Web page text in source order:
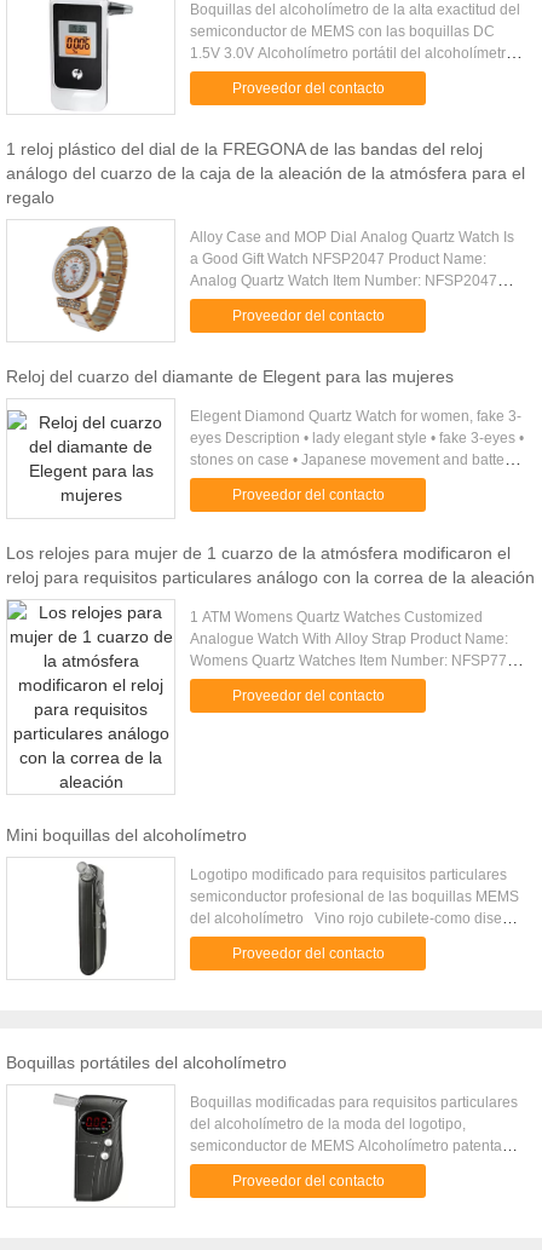
Boquillas del alcoholímetro de la alta exactitud del
semiconductor de MEMS con las boquillas DC
1.5V 3.0V Alcoholímetro portátil del alcoholímetro
de la alta exactitud con las boquillas DC 1.5V 3.0V
Medida de ...Proveedor del contacto
1 reloj plástico del dial de la FREGONA de las bandas del reloj
análogo del cuarzo de la caja de la aleación de la atmósfera para el
regalo
Alloy Case and MOP Dial Analog Quartz Watch Is
a Good Gift Watch NFSP2047 Product Name:
Analog Quartz Watch Item Number: NFSP2047
Gender: Adult / Lady Style: Cool Function:
Hours,Sceonds,Minute Waterproof: 1ATM ...
Proveedor del contacto
Reloj del cuarzo del diamante de Elegent para las mujeres
Elegent Diamond Quartz Watch for women, fake 3-
eyes Description • lady elegant style • fake 3-eyes •
stones on case • Japanese movement and battery •
your owned design and logo are welcomed
Specification Item ....
Proveedor del contacto
Los relojes para mujer de 1 cuarzo de la atmósfera modificaron el
reloj para requisitos particulares análogo con la correa de la aleación
1 ATM Womens Quartz Watches Customized
Analogue Watch With Alloy Strap Product Name:
Womens Quartz Watches Item Number: NFSP777
Gender: Adult / Lady Style: Elegant Function:
Hours,Sceonds,Minute Waterproof: ...
Proveedor del contacto
Mini boquillas del alcoholímetro
Logotipo modificado para requisitos particulares
semiconductor profesional de las boquillas MEMS
del alcoholímetro Vino rojo cubilete-como diseño
Tiempo de calentamiento: En el plazo
de 18 segundos Responde el tiempo: En el plazo
Introducción general El alcoholímetro de la
respiración AT-S430 es un poco probador
diseñado para medir el resultado de la
concentración del alcohol respirado en el cuerpo
humano. Este dispositivo adopta el sensor
avanzado del alcohol P.M.-3 que tiene sensibilidad
excelente y la reproductibilidad, la moda y el
Proveedor del contacto
Boquillas portátiles del alcoholímetro
Boquillas modificadas para requisitos particulares
del alcoholímetro de la moda del logotipo,
semiconductor de MEMS Alcoholímetro patentado
del alcoholímetro con las pilas AAA de las
boquillas DC3.0V 2 x Voltaje de
Proveedor del contacto